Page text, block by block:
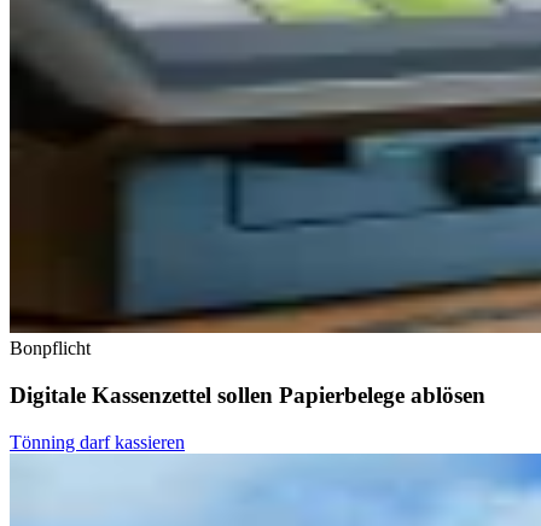
Bonpflicht
Digitale Kassenzettel sollen Papierbelege ablösen
Tönning darf kassieren